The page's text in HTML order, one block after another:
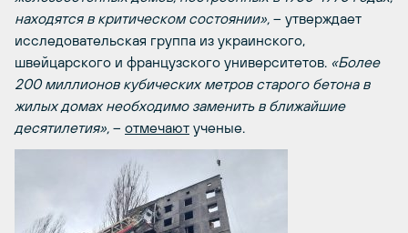
находятся в критическом состоянии», – утверждает
исследовательская группа из украинского,
швейцарского и французского университетов. «Более
200 миллионов кубических метров старого бетона в
жилых домах необходимо заменить в ближайшие
десятилетия», – отмечают ученые.